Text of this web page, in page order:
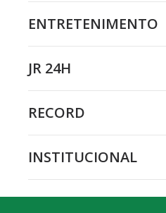
ENTRETENIMENTO
JR 24H
RECORD
INSTITUCIONAL